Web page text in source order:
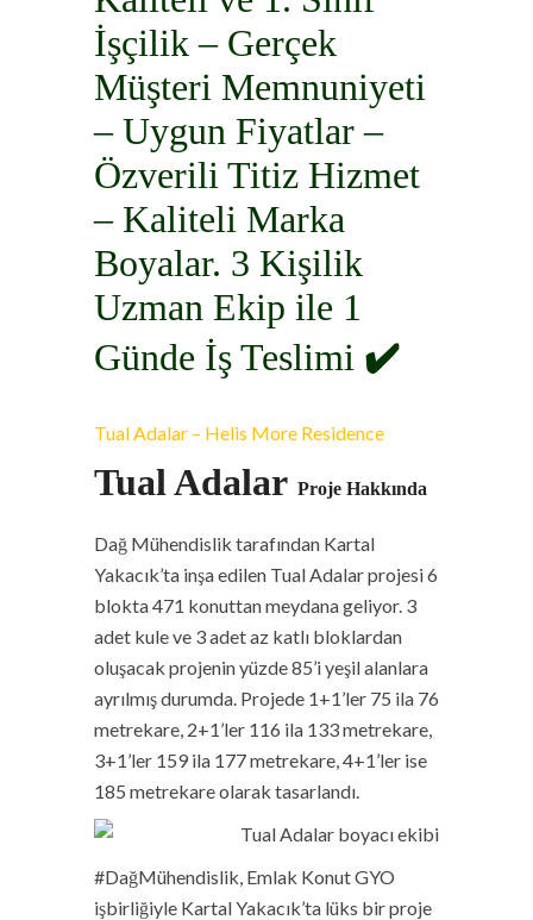
İşçilik – Gerçek
Müşteri Memnuniyeti
– Uygun Fiyatlar –
Özverili Titiz Hizmet
– Kaliteli Marka
Boyalar. 3 Kişilik
Uzman Ekip ile 1
Günde İş Teslimi ✔️
Tual Adalar – Helis More Residence
Tual Adalar Proje Hakkında
Dağ Mühendislik tarafından Kartal
Yakacık’ta inşa edilen Tual Adalar projesi 6
blokta 471 konuttan meydana geliyor. 3
adet kule ve 3 adet az katlı bloklardan
oluşacak projenin yüzde 85’i yeşil alanlara
ayrılmış durumda. Projede 1+1’ler 75 ila 76
metrekare, 2+1’ler 116 ila 133 metrekare,
3+1’ler 159 ila 177 metrekare, 4+1’ler ise
185 metrekare olarak tasarlandı.
#DağMühendislik, Emlak Konut GYO
işbirliğiyle Kartal Yakacık’ta lüks bir proje